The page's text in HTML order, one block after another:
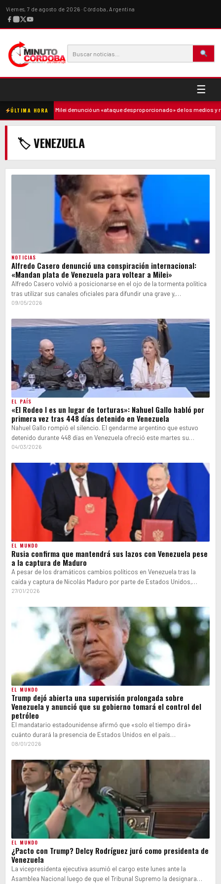
Viernes, 7 de agosto de 2026 · Córdoba, Argentina
☰
ÚLTIMA HORA
· Milei denunció un «ataque desproporcionado» de los medios y ratificó
🏷 VENEZUELA
NOTICIAS
Alfredo Casero denunció una conspiración internacional:
«Mandan plata de Venezuela para voltear a Milei»
Alfredo Casero volvió a posicionarse en el ojo de la tormenta política
tras utilizar sus canales oficiales para difundir una grave y,…
09/05/2026
EL PAÍS
«El Rodeo I es un lugar de torturas»: Nahuel Gallo habló por
primera vez tras 448 días detenido en Venezuela
Nahuel Gallo rompió el silencio. El gendarme argentino que estuvo
detenido durante 448 días en Venezuela ofreció este martes su
primera conferencia…
04/03/2026
EL MUNDO
Rusia confirma que mantendrá sus lazos con Venezuela pese
a la captura de Maduro
A pesar de los dramáticos cambios políticos en Venezuela tras la
caída y captura de Nicolás Maduro por parte de Estados Unidos,…
27/01/2026
EL MUNDO
Trump dejó abierta una supervisión prolongada sobre
Venezuela y anunció que su gobierno tomará el control del
petróleo
El mandatario estadounidense afirmó que «solo el tiempo dirá»
cuánto durará la presencia de Estados Unidos en el país
sudamericano. La administración…
08/01/2026
EL MUNDO
¿Pacto con Trump? Delcy Rodríguez juró como presidenta de
Venezuela
La vicepresidenta ejecutiva asumió el cargo este lunes ante la
Asamblea Nacional luego de que el Tribunal Supremo la designara